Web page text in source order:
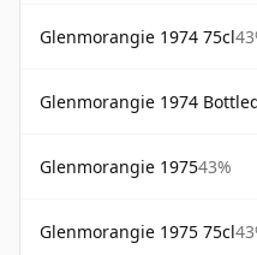
Glenmorangie 1974 75cl
Glenmorangie 1974
Glenmorangie 197543%
Glenmorangie 1975 75cl